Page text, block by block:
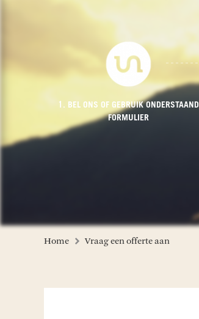
1. BEL ONS OF GEBRUIK ONDERSTAAND
FORMULIER
Home Vraag een offerte aan